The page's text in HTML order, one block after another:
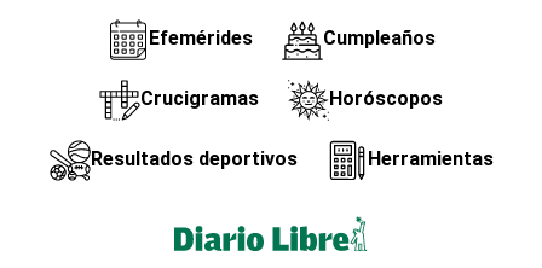
Efemérides Cumpleaños
Crucigramas Horóscopos
Resultados deportivos Herramientas